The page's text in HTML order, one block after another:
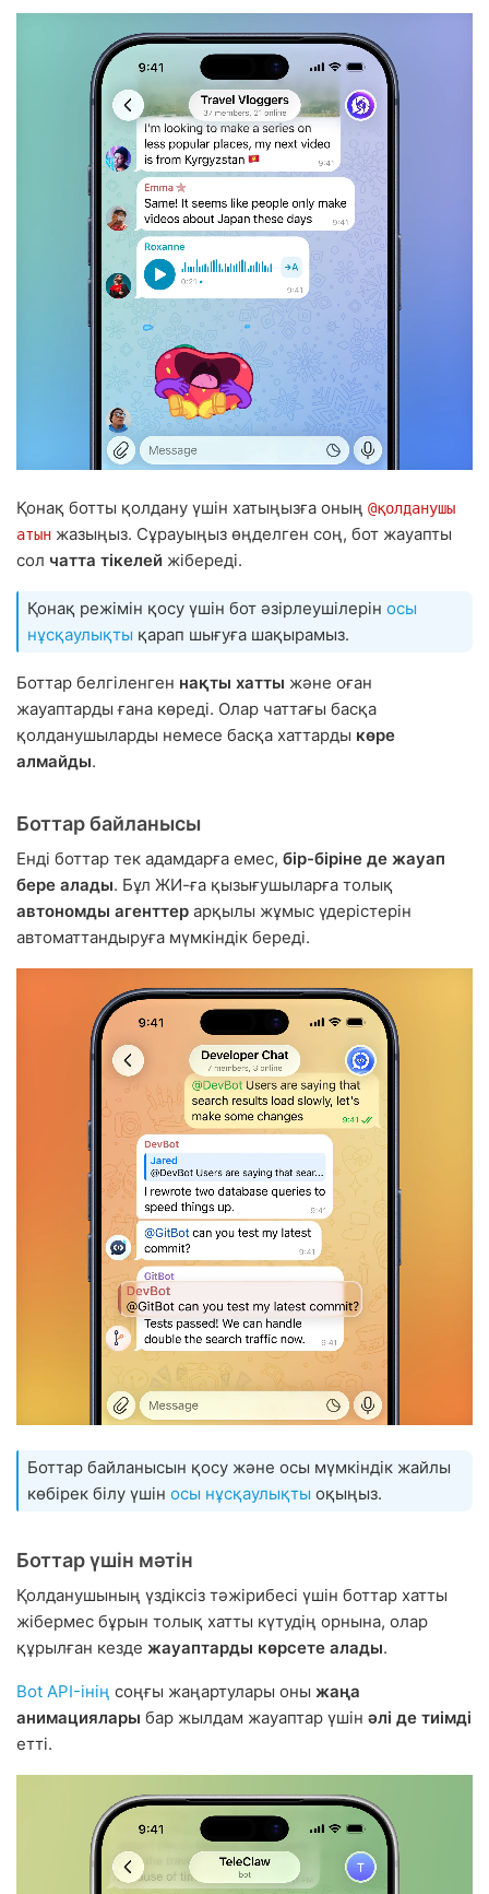
Қонақ ботты қолдану үшін хатыңызға оның @қолданушы
атын жазыңыз. Сұрауыңыз өңделген соң, бот жауапты
сол чатта тікелей жібереді.
Қонақ режімін қосу үшін бот әзірлеушілерін осы
нұсқаулықты қарап шығуға шақырамыз.
Боттар белгіленген нақты хатты және оған
жауаптарды ғана көреді. Олар чаттағы басқа
қолданушыларды немесе басқа хаттарды көре
алмайды.
Боттар байланысы
Енді боттар тек адамдарға емес, бір-біріне де жауап
бере алады. Бұл ЖИ-ға қызығушыларға толық
автономды агенттер арқылы жұмыс үдерістерін
автоматтандыруға мүмкіндік береді.
Боттар байланысын қосу және осы мүмкіндік жайлы
көбірек білу үшін осы нұсқаулықты оқыңыз.
Боттар үшін мәтін
Қолданушының үздіксіз тәжірибесі үшін боттар хатты
жібермес бұрын толық хатты күтудің орнына, олар
құрылған кезде жауаптарды көрсете алады.
Bot API-інің соңғы жаңартулары оны жаңа
анимациялары бар жылдам жауаптар үшін әлі де тиімді
етті.